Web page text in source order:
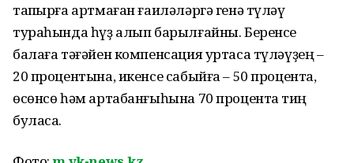
тапҡырға артмаған ғаиләләргә генә түләү
тураһында һүҙ алып барылғайны. Беренсе
балаға тәғәйен компенсация уртаса түләүҙең –
20 процентына, икенсе сабыйға – 50 процентҡа,
өсөнсө һәм артабанғыһына 70 процентҡа тиң
буласаҡ.